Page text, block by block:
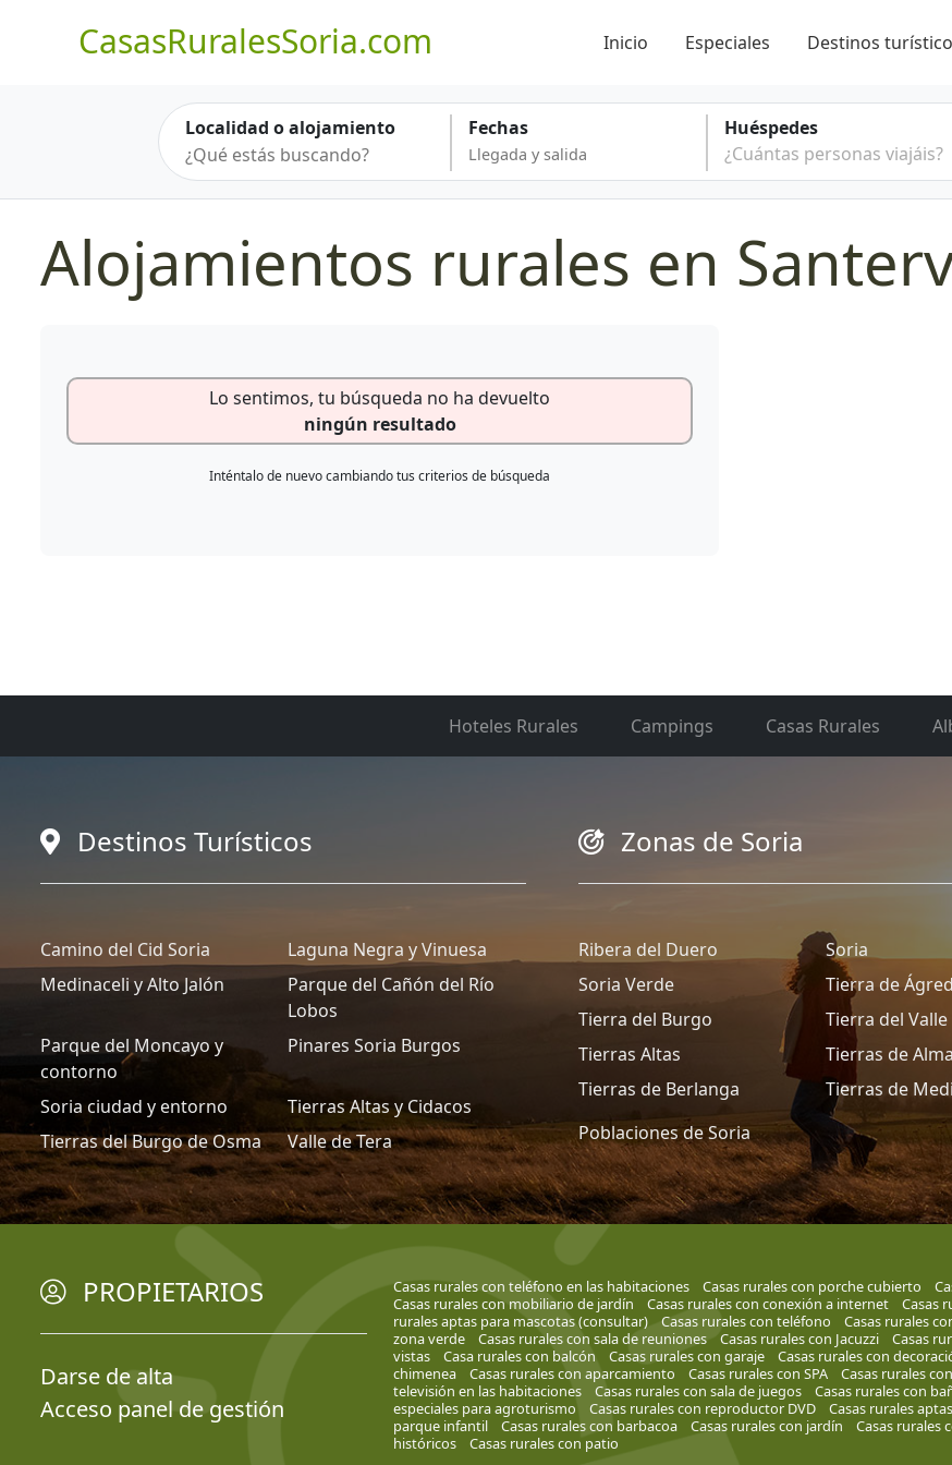
CasasRuralesSoria.com Inicio Especiales Destinos
Localidad o alojamiento Fechas
Huéspedes
¿Cuántas personas viajáis?
Alojamientos rurales en
Lo sentimos, tu búsqueda no ha devuelto
ningún resultado
Inténtalo de nuevo cambiando tus criterios de búsqueda
Hoteles Rurales Campings Casas Rurales
Destinos Turísticos
Camino del Cid Soria
Laguna Negra y Vinuesa
Medinaceli y Alto Jalón
Parque del Cañón del Río
Lobos
Parque del Moncayo y
contorno
Pinares Soria Burgos
Soria ciudad y entorno
Tierras Altas y Cidacos
Tierras del Burgo de Osma
Valle de Tera
Zonas de Soria
Ribera del Duero
Soria
Soria Verde
Tierra de
Tierra del Burgo
Tierra del Valle
Tierras Altas
Tierras de
Tierras de Berlanga
Tierras de
Poblaciones de Soria
PROPIETARIOS
Darse de alta
Acceso panel de gestión
Casas rurales con teléfono en las habitaciones Casas rurales con porche cubierto
Casas rurales con mobiliario de jardín
Casas rurales con conexión a internet Casas
rurales aptas para mascotas (consultar)
Casas rurales con teléfono Casas rurales
zona verde
Casas rurales con sala de reuniones Casas rurales con Jacuzzi Casas
vistas
Casa rurales con balcón Casas rurales con garaje Casas rurales con
chimenea
Casas rurales con aparcamiento Casas rurales con SPA Casas rurales
televisión en las habitaciones
Casas rurales con sala de juegos Casas rurales con
especiales para agroturismo
Casas rurales con reproductor DVD Casas rurales
parque infantil
Casas rurales con barbacoa Casas rurales con jardín Casas rurales
históricos
Casas rurales con patio